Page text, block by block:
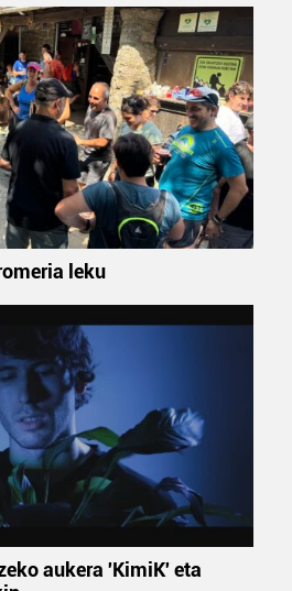
leku
aukera 'KimiK' eta